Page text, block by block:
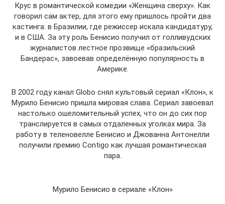
Крус в романтической комедии «Женщина сверху». Как
говорил сам актер, для этого ему пришлось пройти два
кастинга: в Бразилии, где режиссер искала кандидатуру,
и в США. За эту роль Бенисио получил от голливудских
журналистов лестное прозвище «бразильский
Бандерас», завоевав определённую популярность в
Америке.
В 2002 году канал Globo снял культовый сериал «Клон», к
Мурило Бенисио пришла мировая слава. Сериал завоевал
настолько ошеломительный успех, что он до сих пор
транслируется в самых отдаленных уголках мира. За
работу в теленовелле Бенисио и Джованна Антонелли
получили премию Contigo как лучшая романтическая
пара.
Мурило Бенисио в сериале «Клон»